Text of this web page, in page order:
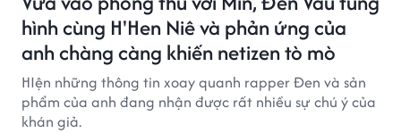
hình cùng H'Hen Niê và phản ứng của
anh chàng càng khiến netizen tò mò
HIện những thông tin xoay quanh rapper Đen và sản
phẩm của anh đang nhận được rất nhiều sự chú ý của
khán giả.